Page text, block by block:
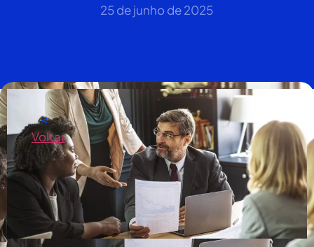
<
Voltar
25 de junho de 2025